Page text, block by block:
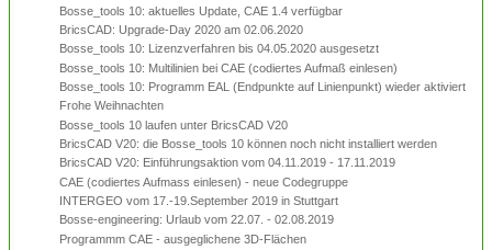
Bosse_tools 10: aktuelles Update, CAE 1.4 verfügbar
BricsCAD: Upgrade-Day 2020 am 02.06.2020
Bosse_tools 10: Lizenzverfahren bis 04.05.2020 ausgesetzt
Bosse_tools 10: Multilinien bei CAE (codiertes Aufmaß einlesen)
Bosse_tools 10: Programm EAL (Endpunkte auf Linienpunkt) wieder aktiviert
Frohe Weihnachten
Bosse_tools 10 laufen unter BricsCAD V20
BricsCAD V20: die Bosse_tools 10 können noch nicht installiert werden
BricsCAD V20: Einführungsaktion vom 04.11.2019 - 17.11.2019
CAE (codiertes Aufmass einlesen) - neue Codegruppe
INTERGEO vom 17.-19.September 2019 in Stuttgart
Bosse-engineering: Urlaub vom 22.07. - 02.08.2019
Programmm CAE - ausgeglichene 3D-Flächen